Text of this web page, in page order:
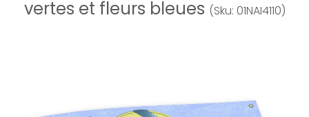
vertes et fleurs bleues (Sku: 01NAI4110)